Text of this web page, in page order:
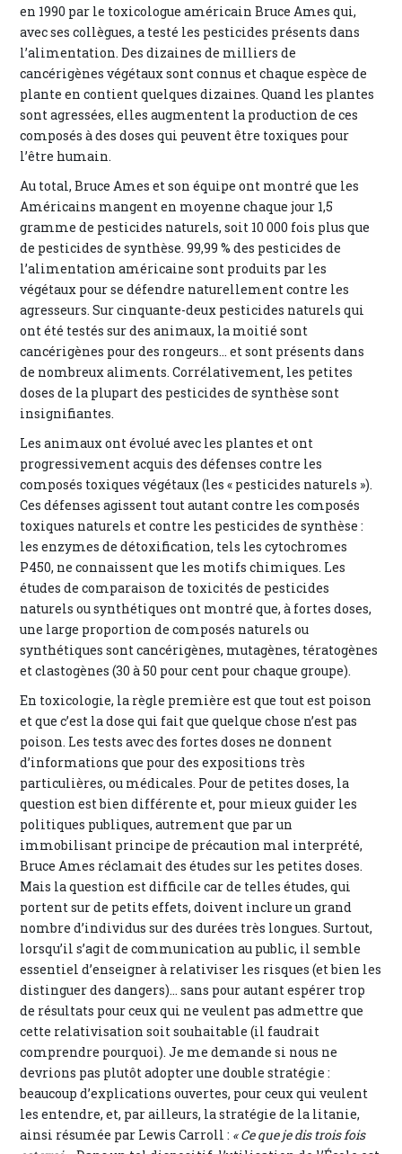
en 1990 par le toxicologue américain Bruce Ames qui,
avec ses collègues, a testé les pesticides présents dans
l’alimentation. Des dizaines de milliers de
cancérigènes végétaux sont connus et chaque espèce de
plante en contient quelques dizaines. Quand les plantes
sont agressées, elles augmentent la production de ces
composés à des doses qui peuvent être toxiques pour
l’être humain.
Au total, Bruce Ames et son équipe ont montré que les
Américains mangent en moyenne chaque jour 1,5
gramme de pesticides naturels, soit 10 000 fois plus que
de pesticides de synthèse. 99,99 % des pesticides de
l’alimentation américaine sont produits par les
végétaux pour se défendre naturellement contre les
agresseurs. Sur cinquante-deux pesticides naturels qui
ont été testés sur des animaux, la moitié sont
cancérigènes pour des rongeurs… et sont présents dans
de nombreux aliments. Corrélativement, les petites
doses de la plupart des pesticides de synthèse sont
insignifiantes.
Les animaux ont évolué avec les plantes et ont
progressivement acquis des défenses contre les
composés toxiques végétaux (les « pesticides naturels »).
Ces défenses agissent tout autant contre les composés
toxiques naturels et contre les pesticides de synthèse :
les enzymes de détoxification, tels les cytochromes
P450, ne connaissent que les motifs chimiques. Les
études de comparaison de toxicités de pesticides
naturels ou synthétiques ont montré que, à fortes doses,
une large proportion de composés naturels ou
synthétiques sont cancérigènes, mutagènes, tératogènes
et clastogènes (30 à 50 pour cent pour chaque groupe).
En toxicologie, la règle première est que tout est poison
et que c’est la dose qui fait que quelque chose n’est pas
poison. Les tests avec des fortes doses ne donnent
d’informations que pour des expositions très
particulières, ou médicales. Pour de petites doses, la
question est bien différente et, pour mieux guider les
politiques publiques, autrement que par un
immobilisant principe de précaution mal interprété,
Bruce Ames réclamait des études sur les petites doses.
Mais la question est difficile car de telles études, qui
portent sur de petits effets, doivent inclure un grand
nombre d’individus sur des durées très longues. Surtout,
lorsqu’il s’agit de communication au public, il semble
essentiel d’enseigner à relativiser les risques (et bien les
distinguer des dangers)… sans pour autant espérer trop
de résultats pour ceux qui ne veulent pas admettre que
cette relativisation soit souhaitable (il faudrait
comprendre pourquoi). Je me demande si nous ne
devrions pas plutôt adopter une double stratégie :
beaucoup d’explications ouvertes, pour ceux qui veulent
les entendre, et, par ailleurs, la stratégie de la litanie,
ainsi résumée par Lewis Carroll : « Ce que je dis trois fois